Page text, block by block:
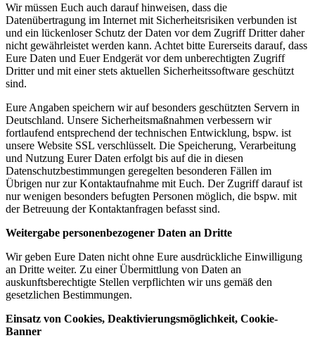
Wir müssen Euch auch darauf hinweisen, dass die
Datenübertragung im Internet mit Sicherheitsrisiken verbunden ist
und ein lückenloser Schutz der Daten vor dem Zugriff Dritter daher
nicht gewährleistet werden kann. Achtet bitte Eurerseits darauf, dass
Eure Daten und Euer Endgerät vor dem unberechtigten Zugriff
Dritter und mit einer stets aktuellen Sicherheitssoftware geschützt
sind.
Eure Angaben speichern wir auf besonders geschützten Servern in
Deutschland. Unsere Sicherheitsmaßnahmen verbessern wir
fortlaufend entsprechend der technischen Entwicklung, bspw. ist
unsere Website SSL verschlüsselt. Die Speicherung, Verarbeitung
und Nutzung Eurer Daten erfolgt bis auf die in diesen
Datenschutzbestimmungen geregelten besonderen Fällen im
Übrigen nur zur Kontaktaufnahme mit Euch. Der Zugriff darauf ist
nur wenigen besonders befugten Personen möglich, die bspw. mit
der Betreuung der Kontaktanfragen befasst sind.
Weitergabe personenbezogener Daten an Dritte
Wir geben Eure Daten nicht ohne Eure ausdrückliche Einwilligung
an Dritte weiter. Zu einer Übermittlung von Daten an
auskunftsberechtigte Stellen verpflichten wir uns gemäß den
gesetzlichen Bestimmungen.
Einsatz von Cookies, Deaktivierungsmöglichkeit, Cookie-
Banner